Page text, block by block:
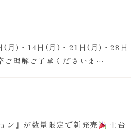
(月)・14日(月)・21日(月)・28日
ご理解ご了承くださいま…
ン』が数量限定で新発売
土台